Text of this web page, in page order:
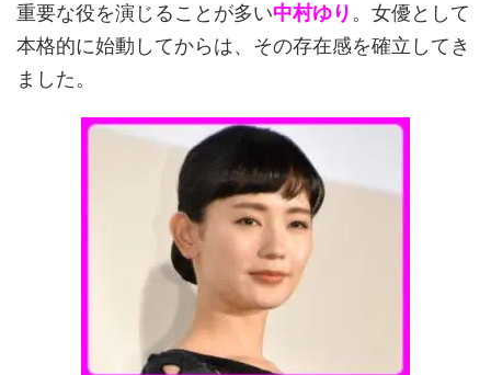
重要な役を演じることが多い中村ゆり 。女優として
本格的に始動してからは、その存在感を確立してき
ました。